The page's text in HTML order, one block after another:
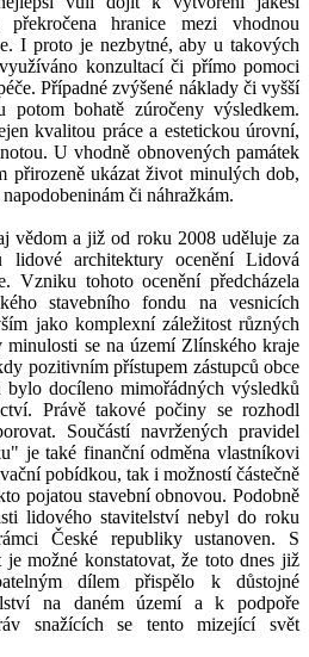
hranice mezi vhodnou
I proto je nezbytné, aby u takových
konzultací či přímo pomoci
Případné zvýšené náklady či vyšší
potom bohatě zúročeny výsledkem.
kvalitou práce a estetickou úrovní,
U vhodně obnovených památek
přirozeně ukázat život minulých dob,
či náhražkám.
vědom a již od roku 2008 uděluje za
lidové architektury ocenění Lidová
Vzniku tohoto ocenění předcházela
stavebního fondu na vesnicích
jako komplexní záležitost různých
minulosti se na území Zlínského kraje
pozitivním přístupem zástupců obce
docíleno mimořádných výsledků
Právě takové počiny se rozhodl
Součástí navržených pravidel
je také finanční odměna vlastníkovi
pobídkou, tak i možností částečně
pojatou stavební obnovou. Podobně
lidového stavitelství nebyl do roku
České republiky ustanoven. S
je možné konstatovat, že toto dnes již
dílem přispělo k důstojné
na daném území a k podpoře
snažících se tento mizející svět